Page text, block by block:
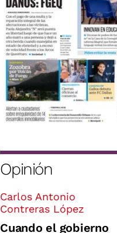
Opinión
Carlos Antonio
Contreras López
Cuando el gobierno